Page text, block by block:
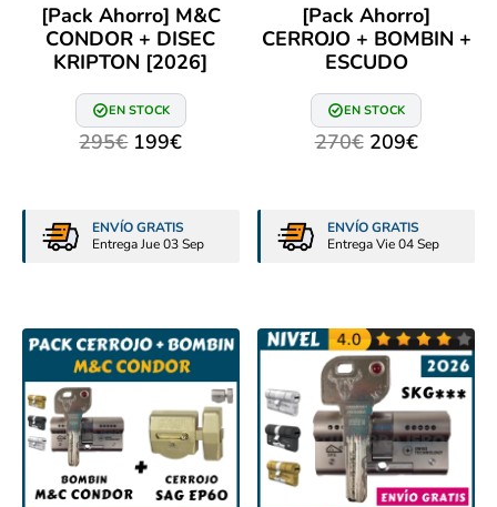
[Pack Ahorro] M&C
CONDOR + DISEC
KRIPTON [2026]
EN STOCK
295€ 199€
ENVÍO GRATIS
Entrega Jue 03 Sep
[Pack Ahorro]
CERROJO + BOMBIN +
ESCUDO
EN STOCK
270€ 209€
ENVÍO GRATIS
Entrega Vie 04 Sep